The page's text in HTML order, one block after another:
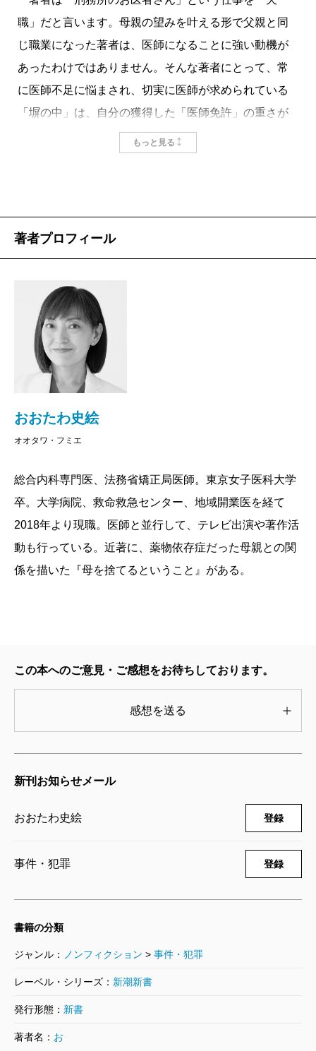
職」だと言います。母親の望みを叶える形で父親と同
じ職業になった著者は、医師になることに強い動機が
あったわけではありません。そんな著者にとって、常
に医師不足に悩まされ、切実に医師が求められている
「塀の中」は、自分の獲得した「医師免許」の重さが
感じられる環境でした。
あります。
実際の「塀の中の診察室」は、人が想像するほど怖
い場所ではありません。というか、全く怖くない。す
こしでも安全を脅かすようなものはことごとく（ボー
ルペン1本ですら！）排除されており、もしもの場合に
備えて刑務官が常にアテンドしているからです。時に
い、そこは純粋に医療と向き合い、治療に専念できる
いちど入ってしまえば、塀の中の診察室は、好奇心
旺盛な著者にとってはある種のワンダーランド。カル
テには刺青や指詰めを確認する項目があり、実際に指
を食いちぎってしまった男までいる。薬物で入ってき
ない非行少年たち」の姿もたくさん目にします。
深刻なテーマが少なくありませんが、それでも著者
の筆致はどこかユーモラス。著者と一緒に、塀の中を
体験するようなつもりでご一読いただければ幸いで
す。
もっと見る
著者プロフィール
おおたわ史絵
オオタワ・フミエ
総合内科専門医、法務省矯正局医師。東京女子医科大学
卒。大学病院、救命救急センター、地域開業医を経て
2018年より現職。医師と並行して、テレビ出演や著作活
動も行っている。近著に、薬物依存症だった母親との関
係を描いた『母を捨てるということ』がある。
この本へのご意見・ご感想をお待ちしております。
感想を送る
新刊お知らせメール
おおたわ史絵 登録
事件・犯罪 登録
書籍の分類
ジャンル： ノンフィクション > 事件・犯罪
レーベル・シリーズ： 新潮新書
発行形態： 新書
著者名： お